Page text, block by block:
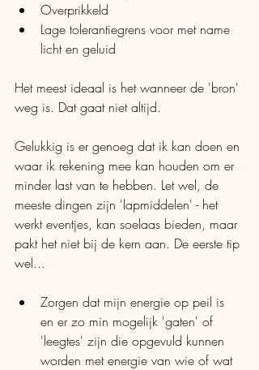
Overprikkeld
Lage tolerantiegrens voor met name
licht en geluid
Het meest ideaal is het wanneer de 'bron'
weg is. Dat gaat niet altijd.
Gelukkig is er genoeg dat ik kan doen en
waar ik rekening mee kan houden om er
minder last van te hebben. Let wel, de
meeste dingen zijn 'lapmiddelen' - het
werkt eventjes, kan soelaas bieden, maar
pakt het niet bij de kern aan. De eerste tip
wel...
Zorgen dat mijn energie op peil is
en er zo min mogelijk 'gaten' of
'leegtes' zijn die opgevuld kunnen
worden met energie van wie of wat